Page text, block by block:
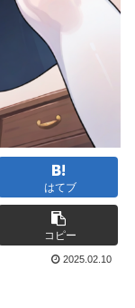
はてブ
コピー
2025.02.10